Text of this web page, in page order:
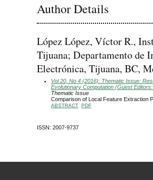
Author Details
López López, Víctor R.,
Tijuana; Departamento de
Electrónica, Tijuana, BC,
Vol 20, No 4 (2016): Thematic Issue:
Evolutionary Computation (Guest
Thematic Issue
Comparison of Local Feature Extraction
ABSTRACT PDF
ISSN: 2007-9737